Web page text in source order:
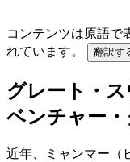
コンテンツは原語で
れています。
翻訳す
グレート・
ベンチャー
近年、ミャンマー（